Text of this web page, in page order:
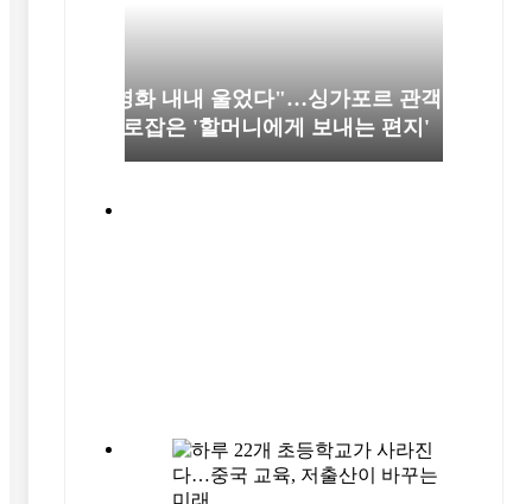
"영화 내내 울었다"…싱가포르 관객
사로잡은 '할머니에게 보내는 편지'